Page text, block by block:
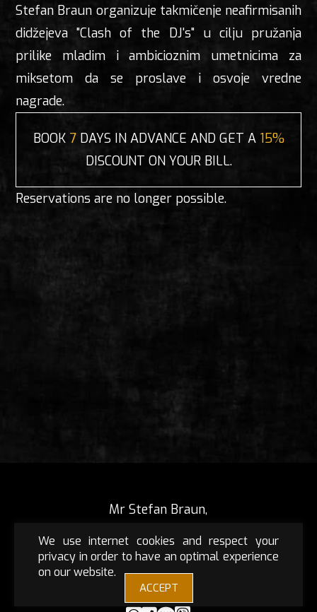
Stefan Braun organizuje takmičenje neafirmisanih
didžejeva "Clash of the DJ's" u cilju pružanja
prilike mladim i ambicioznim umetnicima za
miksetom da se proslave i osvoje vredne
nagrade.
BOOK 7DAYS IN ADVANCE AND GET A 15%
DISCOUNT ON YOUR BILL.
Reservations are no longer possible.
We use internet cookies and respect your
privacy in order to have an optimal experience
on our website.
ACCEPT
Mr Stefan Braun,
Nemanjina 4,
9th floor
Reserve +381 65 55 66 456